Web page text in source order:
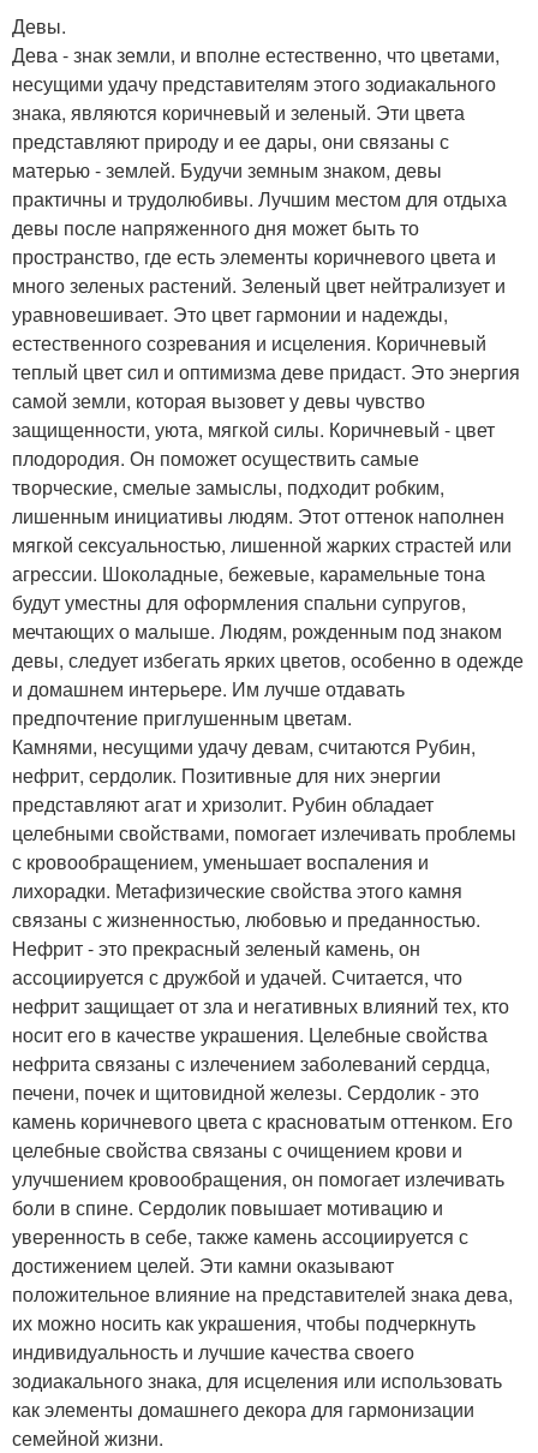
Девы.
Дева - знак земли, и вполне естественно, что цветами,
несущими удачу представителям этого зодиакального
знака, являются коричневый и зеленый. Эти цвета
представляют природу и ее дары, они связаны с
матерью - землей. Будучи земным знаком, девы
практичны и трудолюбивы. Лучшим местом для отдыха
девы после напряженного дня может быть то
пространство, где есть элементы коричневого цвета и
много зеленых растений. Зеленый цвет нейтрализует и
уравновешивает. Это цвет гармонии и надежды,
естественного созревания и исцеления. Коричневый
теплый цвет сил и оптимизма деве придаст. Это энергия
самой земли, которая вызовет у девы чувство
защищенности, уюта, мягкой силы. Коричневый - цвет
плодородия. Он поможет осуществить самые
творческие, смелые замыслы, подходит робким,
лишенным инициативы людям. Этот оттенок наполнен
мягкой сексуальностью, лишенной жарких страстей или
агрессии. Шоколадные, бежевые, карамельные тона
будут уместны для оформления спальни супругов,
мечтающих о малыше. Людям, рожденным под знаком
девы, следует избегать ярких цветов, особенно в одежде
и домашнем интерьере. Им лучше отдавать
предпочтение приглушенным цветам.
Камнями, несущими удачу девам, считаются Рубин,
нефрит, сердолик. Позитивные для них энергии
представляют агат и хризолит. Рубин обладает
целебными свойствами, помогает излечивать проблемы
с кровообращением, уменьшает воспаления и
лихорадки. Метафизические свойства этого камня
связаны с жизненностью, любовью и преданностью.
Нефрит - это прекрасный зеленый камень, он
ассоциируется с дружбой и удачей. Считается, что
нефрит защищает от зла и негативных влияний тех, кто
носит его в качестве украшения. Целебные свойства
нефрита связаны с излечением заболеваний сердца,
печени, почек и щитовидной железы. Сердолик - это
камень коричневого цвета с красноватым оттенком. Его
целебные свойства связаны с очищением крови и
улучшением кровообращения, он помогает излечивать
боли в спине. Сердолик повышает мотивацию и
уверенность в себе, также камень ассоциируется с
достижением целей. Эти камни оказывают
положительное влияние на представителей знака дева,
их можно носить как украшения, чтобы подчеркнуть
индивидуальность и лучшие качества своего
зодиакального знака, для исцеления или использовать
как элементы домашнего декора для гармонизации
семейной жизни.